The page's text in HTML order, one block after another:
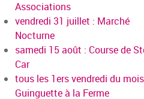
Associations
vendredi 31 juillet : Marché
Nocturne
samedi 15 août : Course de
Car
tous les 1ers vendredi du
Guinguette à la Ferme